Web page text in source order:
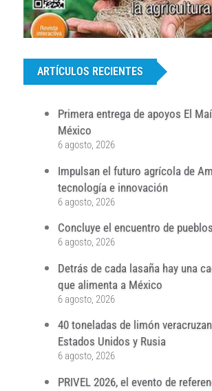
ARTÍCULOS RECIENTES
Primera entrega de apoyos El
México
6 agosto, 2026
Impulsan el futuro agrícola de
tecnología e innovación
6 agosto, 2026
Concluye el encuentro de
6 agosto, 2026
Detrás de cada lasaña hay una
que alimenta a México
6 agosto, 2026
40 toneladas de limón
Estados Unidos y Rusia
6 agosto, 2026
PRIVEL 2026, el evento de